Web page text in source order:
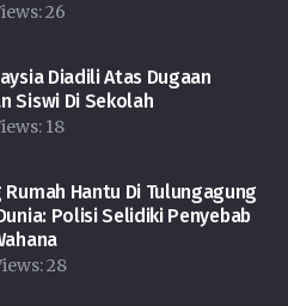
26
Diadili Atas Dugaan
Siswi Di Sekolah
18
Hantu Di Tulungagung
Polisi Selidiki Penyebab
28